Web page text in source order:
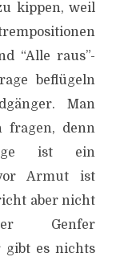
kippen, weil
“Alle raus”-
beflügeln
Man
fragen, denn
ist ein
Armut ist
aber nicht
Genfer
gibt es nichts